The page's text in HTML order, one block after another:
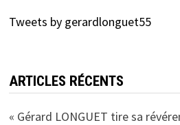
Tweets by gerardlonguet55
ARTICLES RÉCENTS
« Gérard LONGUET tire sa